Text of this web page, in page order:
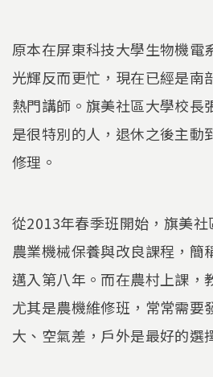
原本在屏東科技大學生物機電
光輝反而更忙，現在已經是南
熱門講師。旗美社區大學校長
是很特別的人，退休之後主動
修理。
從2013年春季班開始，旗美
農業機械保養與改良課程，簡
邁入第八年。而在農村上課，
尤其是農機維修班，常常需要
大、空氣差，戶外是最好的選